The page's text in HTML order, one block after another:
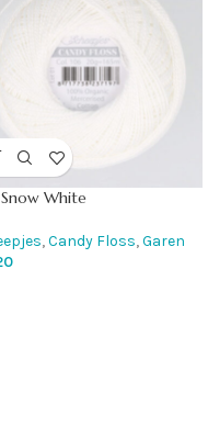
White
,Candy Floss,Garen